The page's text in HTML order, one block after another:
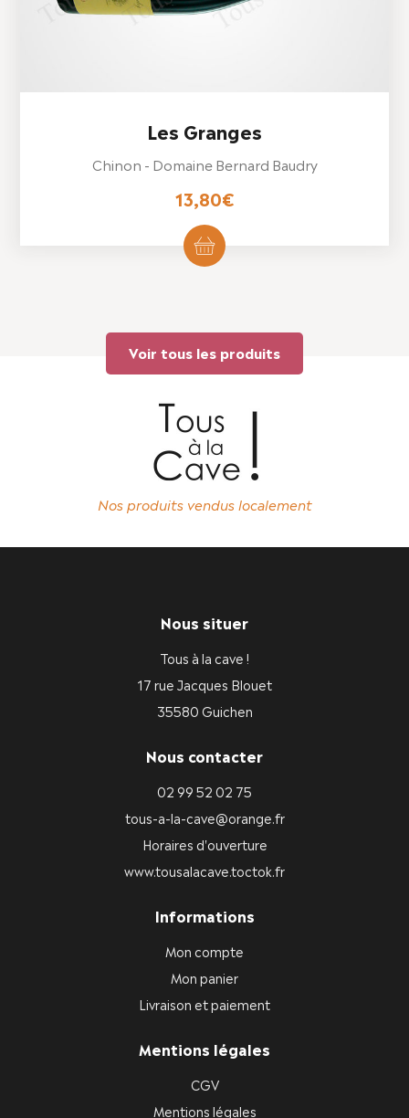
Les Granges
Chinon - Domaine Bernard Baudry
13,80€
Voir tous les produits
Nos produits vendus localement
Nous situer
Tous à la cave !
17 rue Jacques Blouet
35580 Guichen
Nous contacter
02 99 52 02 75
tous-a-la-cave@orange.fr
Horaires d'ouverture
www.tousalacave.toctok.fr
Informations
Mon compte
Mon panier
Livraison et paiement
Mentions légales
CGV
Mentions légales